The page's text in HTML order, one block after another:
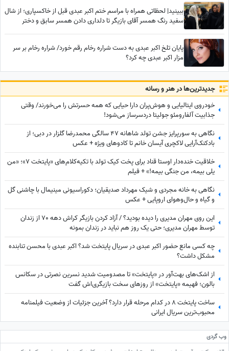
ببینید| لحظاتی همراه با مراسم ختم اکبر عبدی قبل از خاکسپاری؛ از شال
سفید رنگ همسر آقای بازیگر تا دلداری دادن همسر سابق و دختر
پایان تلخ اکبر عبدی به دست شراره رخام رقم خورد/ شراره رخام بر سر
مزار اکبر عبدی چه کرد؟
جدید‌ترین‌ها در هنر و رسانه
خودروی ایتالیایی و هوش‌پران دارا حیایی که همه حسرتش را می‌خورند/ وقتی
جذابیت آلفارومئو جولیتا دردسرساز می‌شود!
نگاهی به سورپرایز جشن تولد شاهانه 47 سالگی محمدرضا گلزار در دبی؛ از
بادکنک‌آرایی لاکچری آیسان خانم تا کادوهای ویژه + عکس
خلاقیت خنده‌دار اوستا قناد برای پخت کیک تولد با تکیه‌کلام‌های «پایتخت 7»؛ «من
یلی بیمه، من جنگی بیمه!» + فیلم
نگاهی به خانه مجردی و شیک مهرداد صدیقیان؛ دکوراسیونی مینیمال با چاشنی گل
و گیاه و حال‌وهوای اروپایی + عکس
این روی مهران مدیری را دیده بودید؟ / آزاد کردن بازیگر کراش دهه 70 از زندان
توسط مهران مدیری؛ حتی یک روز هم نباید در زندان بمونه
چه کسی مانع حضور اکبر عبدی در سریال پایتخت شد؟ اکبر عبدی با محسن تنابنده
مشکل داشت؟
از اشک‌های بهت‌آور در «پایتخت» تا مصدومیت شدید نسرین نصرتی در سکانس
بالون؛ فهیمه «پایتخت» از روزهای سخت بازیگری‌اش گفت
ساخت پایتخت 8 در کدام مرحله قرار دارد؟ آخرین جزئیات از وضعیت فیلمنامه
محبوب‌ترین سریال ایرانی
وب گردی